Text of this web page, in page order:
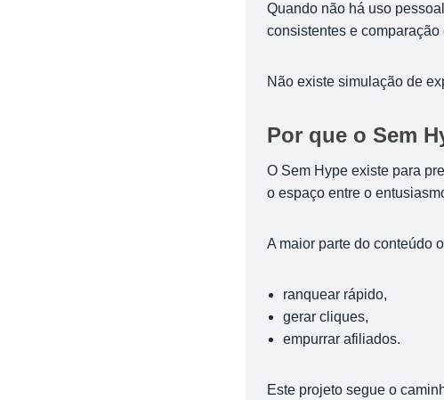
Quando não há uso
consistentes e
Não existe simulação de
Por que o Sem
O Sem Hype existe para
o espaço entre o
A maior parte do conteúdo
ranquear rápido,
gerar cliques,
empurrar afiliados.
Este projeto segue o